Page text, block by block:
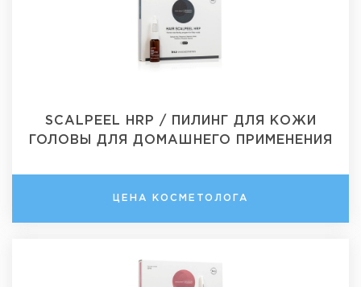
SCALPEEL HRP / ПИЛИНГ ДЛЯ КОЖИ
ГОЛОВЫ ДЛЯ ДОМАШНЕГО ПРИМЕНЕНИЯ
ЦЕНА КОСМЕТОЛОГА